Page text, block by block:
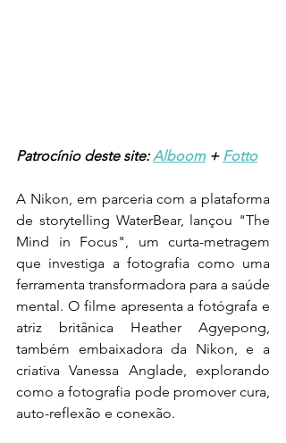
Patrocínio deste site: Alboom + Fotto
A Nikon, em parceria com a plataforma
de storytelling WaterBear, lançou "The
Mind in Focus", um curta-metragem
que investiga a fotografia como uma
ferramenta transformadora para a saúde
mental. O filme apresenta a fotógrafa e
atriz britânica Heather Agyepong,
também embaixadora da Nikon, e a
criativa Vanessa Anglade, explorando
como a fotografia pode promover cura,
auto-reflexão e conexão.